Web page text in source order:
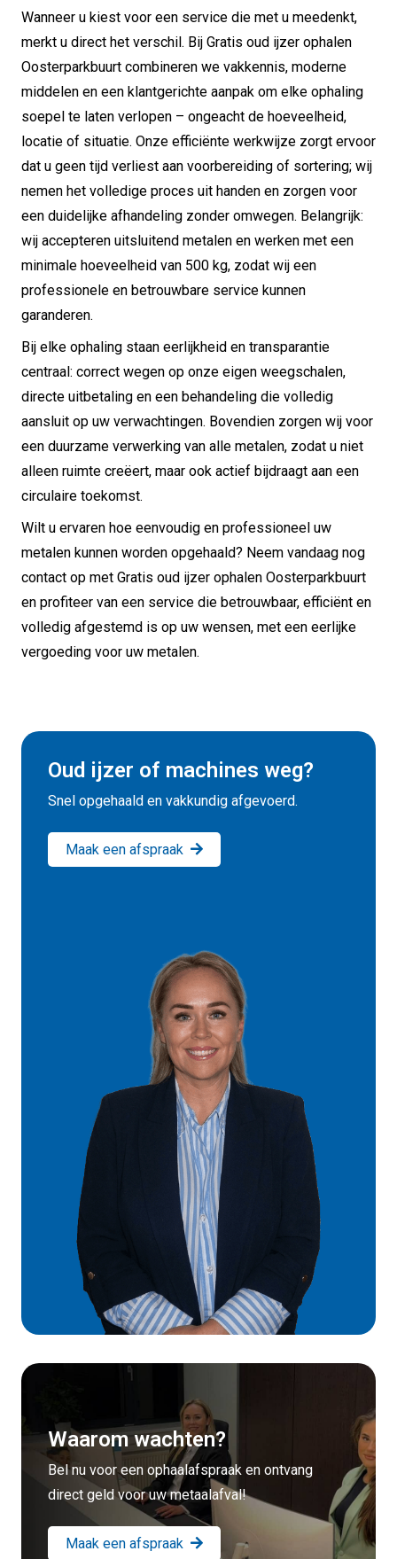
Wanneer u kiest voor een service die met u meedenkt,
merkt u direct het verschil. Bij Gratis oud ijzer ophalen
Oosterparkbuurt combineren we vakkennis, moderne
middelen en een klantgerichte aanpak om elke ophaling
soepel te laten verlopen – ongeacht de hoeveelheid,
locatie of situatie. Onze efficiënte werkwijze zorgt ervoor
dat u geen tijd verliest aan voorbereiding of sortering; wij
nemen het volledige proces uit handen en zorgen voor
een duidelijke afhandeling zonder omwegen. Belangrijk:
wij accepteren uitsluitend metalen en werken met een
minimale hoeveelheid van 500 kg, zodat wij een
professionele en betrouwbare service kunnen
garanderen.
Bij elke ophaling staan eerlijkheid en transparantie
centraal: correct wegen op onze eigen weegschalen,
directe uitbetaling en een behandeling die volledig
aansluit op uw verwachtingen. Bovendien zorgen wij voor
een duurzame verwerking van alle metalen, zodat u niet
alleen ruimte creëert, maar ook actief bijdraagt aan een
circulaire toekomst.
Wilt u ervaren hoe eenvoudig en professioneel uw
metalen kunnen worden opgehaald? Neem vandaag nog
contact op met Gratis oud ijzer ophalen Oosterparkbuurt
en profiteer van een service die betrouwbaar, efficiënt en
volledig afgestemd is op uw wensen, met een eerlijke
vergoeding voor uw metalen.
Oud ijzer of machines weg?
Snel opgehaald en vakkundig afgevoerd.
Maak een afspraak
Waarom wachten?
Bel nu voor een ophaalafspraak en ontvang
direct geld voor uw metaalafval!
Maak een afspraak